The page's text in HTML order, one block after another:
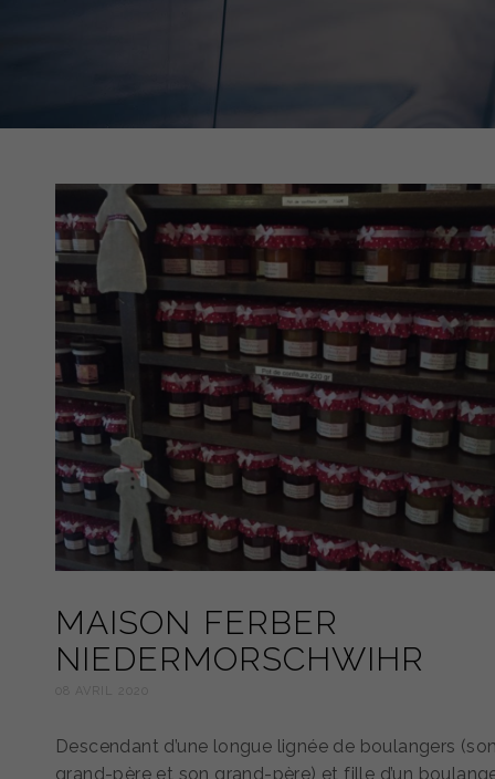
MAISON FERBER
NIEDERMORSCHWIHR
Descendant d’une longue lignée de boulangers
grand-père et son grand-père) et fille d’un